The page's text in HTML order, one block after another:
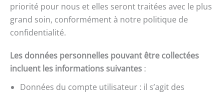
priorité pour nous et elles seront traitées avec le plus
grand soin, conformément à notre politique de
confidentialité.
Les données personnelles pouvant être collectées
incluent les informations suivantes :
Données du compte utilisateur : il s’agit des